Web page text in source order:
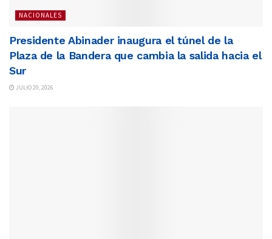
NACIONALES
Presidente Abinader inaugura el túnel de la
Plaza de la Bandera que cambia la salida hacia el
Sur
JULIO 20, 2026